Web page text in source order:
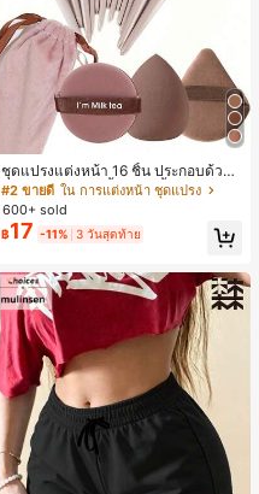
ชุดแปรงแต่งหน้า 16 ชิ้น ประกอบด้วยแ
ปรงแต่งหน้า 13 ชิ้น, ฟองน้ำแต่งหน้ารู
ปหยดน้ำ 1 ชิ้น, แปรงแป้งรองพื้นกลม 1
ชิ้น และฟองน้ำแต่งหน้ารูปสามเหลี่ยม
1 ชิ้น - ชุดคลาสสิก ทำจากขนสังเคราะ
หญิงและเด็กผู้หญิง เหมาะสำหรับฤดูใบ
ไม้ร่วงและฤดูหนาว
#2 ขายดี ใน การแต่งหน้า ชุดแปรง
600+ sold
฿17 -11% 3 วันสุดท้าย